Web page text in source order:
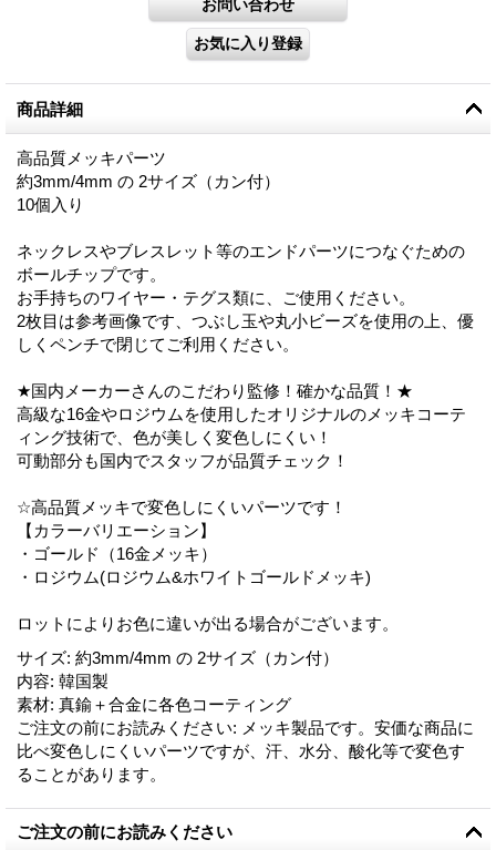
商品詳細
高品質メッキパーツ
約3mm/4mm の 2サイズ（カン付）
10個入り
ネックレスやブレスレット等のエンドパーツにつなぐための
ボールチップです。
お手持ちのワイヤー・テグス類に、ご使用ください。
2枚目は参考画像です、つぶし玉や丸小ビーズを使用の上、優
しくペンチで閉じてご利用ください。
★国内メーカーさんのこだわり監修！確かな品質！★
高級な16金やロジウムを使用したオリジナルのメッキコーテ
ィング技術で、色が美しく変色しにくい！
可動部分も国内でスタッフが品質チェック！
☆高品質メッキで変色しにくいパーツです！
【カラーバリエーション】
・ゴールド（16金メッキ）
・ロジウム(ロジウム&ホワイトゴールドメッキ)
ロットによりお色に違いが出る場合がございます。
サイズ: 約3mm/4mm の 2サイズ（カン付）
内容: 韓国製
素材: 真鍮＋合金に各色コーティング
ご注文の前にお読みください: メッキ製品です。安価な商品に
比べ変色しにくいパーツですが、汗、水分、酸化等で変色す
ることがあります。
ご注文の前にお読みください